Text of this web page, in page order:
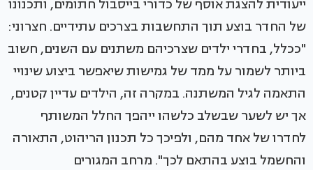
ייעודית להצגת אוסף של כדורי בייסבול חתומים, ותכנונו
של החדר בוצע תוך התחשבות בצרכים עתידיים. חצרוני:
"ככלל, בחדרי ילדים שצרכיהם משתנים עם השנים, חשוב
ביותר לשמור על ממד של גמישות שיאפשר ביצוע שינויי
התאמה לגיל המשתנה. במקרה זה, הילדים עדיין קטנים,
אך יש לשער שבשלב כלשהו ייהפך החלל המשותף
לחדרו של אחד מהם, ולפיכך כל תכנון הריהוט, התאורה
והחשמל בוצע בהתאם לכך". מרחב המגורים